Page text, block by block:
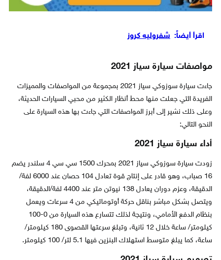
اقرأ أيضاً: شفروليه كروز
مواصفات سيارة سياز 2021
جاءت سيارة سوزوكي سياز 2021 بمجموعة من المواصفات والمميزات
الفريدة التي جعلت منها محط أنظار الكثير من محبي السيارات الحديثة،
وعلى ذلك نشير إلى أبرز المواصفات التي جاءت بها هذه السيارة على
النحو التالي:
أداء سيارة سياز 2021
زودت سيارة سوزوكي سياز 2021 بمحرك 1500 سي سي 4 سلندر يضم
16 صباب، وهو قادر على إنتاج قوة تعادل 104 حصان عند 6000 لفة/
الدقيقة، وعزم دوران يعادل 138 نيوتن متر عند 4400 لفة/الدقيقة،
ويتصل بشكل مباشر بناقل حركة أوتوماتيكي من 4 سرعات ويعمل
بنظام الدفع الأمامي، ونتيجة لذلك تتسارع هذه السيارة من 0-100
كيلومتر/ ساعة خلال 12 ثانية، وتبلغ سرعتها القصوى 180 كيلومتر/
ساعة، كما يبلغ متوسط استهلاك البنزين فيها 5.1 لتر/ 100 كيلومتر.